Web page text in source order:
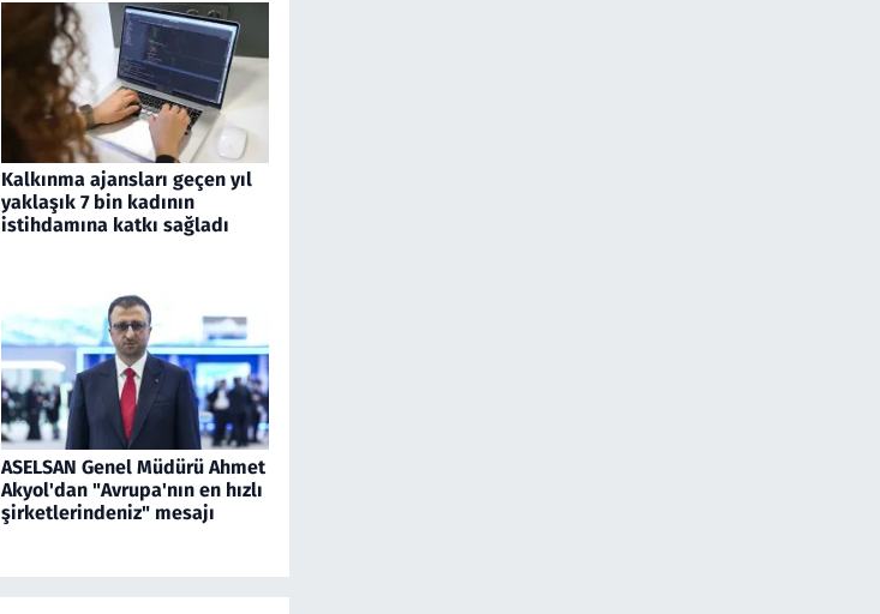
Kalkınma ajansları geçen yıl
yaklaşık 7 bin kadının
istihdamına katkı sağladı
ASELSAN Genel Müdürü Ahmet
Akyol'dan "Avrupa'nın en hızlı
şirketlerindeniz" mesajı